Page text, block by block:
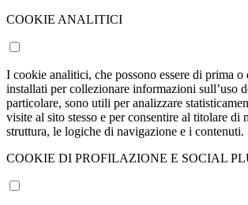
COOKIE ANALITICI
I cookie analitici, che possono essere di prima o
installati per collezionare informazioni sull’uso
particolare, sono utili per analizzare
visite al sito stesso e per consentire al titolare di
struttura, le logiche di navigazione e i contenuti.
COOKIE DI PROFILAZIONE E SOCIAL